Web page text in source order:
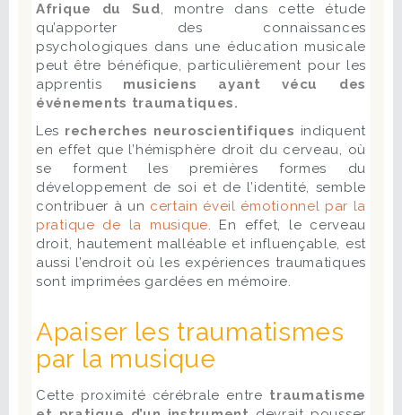
Afrique du Sud, montre dans cette étude
qu’apporter des connaissances
psychologiques dans une éducation musicale
peut être bénéfique, particulièrement pour les
apprentis musiciens ayant vécu des
événements traumatiques.
Les recherches neuroscientifiques indiquent
en effet que l’hémisphère droit du cerveau, où
se forment les premières formes du
développement de soi et de l’identité, semble
contribuer à un certain éveil émotionnel par la
pratique de la musique. En effet, le cerveau
droit, hautement malléable et influençable, est
aussi l’endroit où les expériences traumatiques
sont imprimées gardées en mémoire.
Apaiser les traumatismes
par la musique
Cette proximité cérébrale entre traumatisme